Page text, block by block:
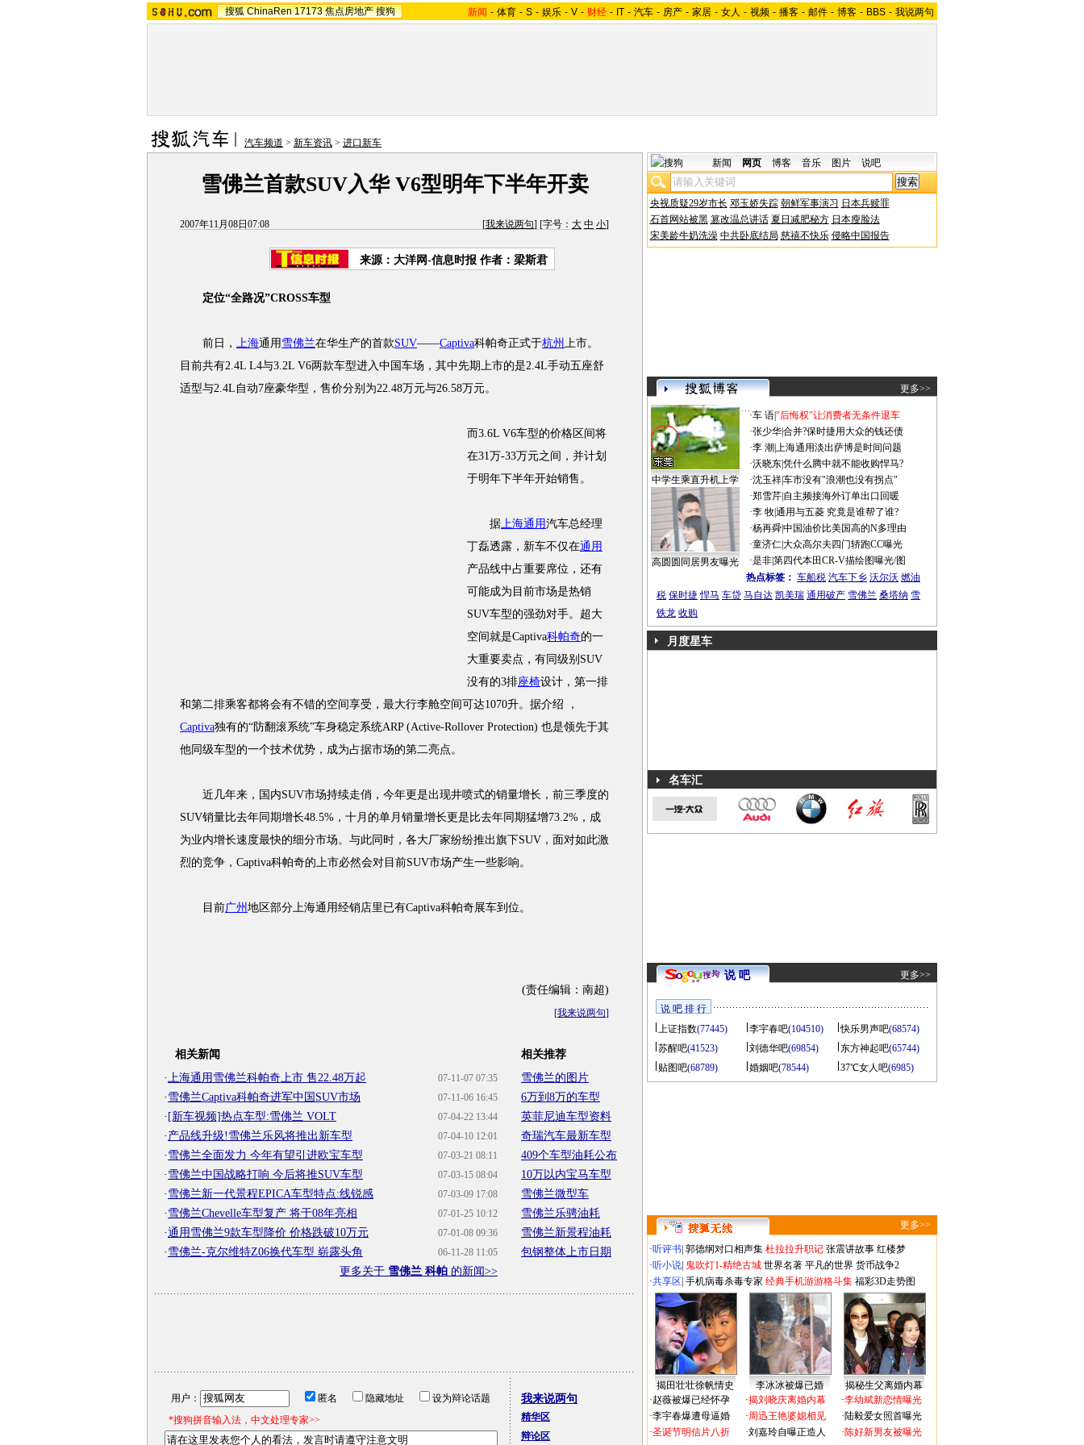
搜狐 ChinaRen 17173 焦点房地产 搜狗 新闻 - 体育 - S - 娱乐 - V - 财经 - IT - 汽车 - 房产 - 家居 - 女人 - 视频 - 播客 - 邮件 - 博客 - BBS - 我说两句
汽车频道 > 新车资讯 > 进口新车
雪佛兰首款SUV入华 V6型明年下半年开卖
2007年11月08日07:08 [我来说两句] [字号： 大 中 小]
来源：大洋网-信息时报 作者：梁斯君
定位“全路况”CROSS车型
前日， 上海通用 雪佛兰在华生产的首款SUV——Captiva科帕奇正式于杭州 上市。
目前共有2.4L L4与3.2L V6两款车型进入中国车场，其中先期上市的是2.4L手动五座舒
适型与2.4L自动7座豪华型，售价分别为22.48万元与26.58万元。
而3.6L V6车型的价格区间将
在31万-33万元之间，并计划
于明年下半年开始销售。
据上海通用汽车总经理
丁磊透露，新车不仅在通用
产品线中占重要席位，还有
可能成为目前市场是热销
SUV车型的强劲对手。超大
空间就是Captiva科帕奇的一
大重要卖点，有同级别SUV
没有的3排座椅设计，第一排
和第二排乘客都将会有不错的空间享受，最大行李舱空间可达1070升。据介绍 ，
Captiva独有的“防翻滚系统”车身稳定系统ARP (Active-Rollover Protection) 也是领先于其
他同级车型的一个技术优势，成为占据市场的第二亮点。
近几年来，国内SUV市场持续走俏，今年更是出现井喷式的销量增长，前三季度的
SUV销量比去年同期增长48.5%，十月的单月销量增长更是比去年同期猛增73.2%，成
为业内增长速度最快的细分市场。与此同时，各大厂家纷纷推出旗下SUV，面对如此激
烈的竞争，Captiva科帕奇的上市必然会对目前SUV市场产生一些影响。
目前广州 地区部分上海通用经销店里已有Captiva科帕奇展车到位。
(责任编辑：南超)
[我来说两句]
相关新闻
07-11-07 07:35
·上海通用雪佛兰科帕奇上市 售22.48万起
07-11-06 16:45
· 雪佛兰Captiva科帕奇进军中国SUV市场
07-04-22 13:44
· [新车视频]热点车型:雪佛兰 VOLT
07-04-10 12:01
· 产品线升级!雪佛兰乐风将推出新车型
07-03-21 08:11
· 雪佛兰全面发力 今年有望引进欧宝车型
07-03-15 08:04
· 雪佛兰中国战略打响 今后将推SUV车型
07-03-09 17:08
· 雪佛兰新一代景程EPICA车型特点:线锐感
07-01-25 10:12
· 雪佛兰Chevelle车型复产 将于08年亮相
07-01-08 09:36
·通用雪佛兰9款车型降价 价格跌破10万元
06-11-28 11:05
· 雪佛兰-克尔维特Z06换代车型 崭露头角
更多关于 雪佛兰 科帕 的新闻>>
相关推荐
雪佛兰的图片
6万到8万的车型
英菲尼迪车型资料
奇瑞汽车最新车型
409个车型油耗公布
10万以内宝马车型
雪佛兰微型车
雪佛兰乐骋油耗
雪佛兰新景程油耗
包钢整体上市日期
用户： 匿名 隐藏地址
设为辩论话题
*搜狗拼音输入法，中文处理专家>>
我来说两句
精华区
辩论区
新闻 网页 博客 音乐 图片 说吧
央视质疑29岁市长 邓玉娇失踪 朝鲜军事演习 日本兵赎罪
石首网站被黑 篡改温总讲话 夏日减肥秘方 日本瘦脸法
宋美龄牛奶洗澡 中共卧底结局 慈禧不快乐 侵略中国报告
更多>>
中学生乘直升机上学
高圆圆同居男友曝光
·车 语|"后悔权"让消费者无条件退车
·张少华|合并?保时捷用大众的钱还债
·李 潮 上海通用淡出萨博是时间问题
·沃晓东|凭什么腾中就不能收购悍马?
·沈玉祥|车市没有"浪潮也没有拐点"
·郑雪芹| 自主频接海外订单出口回暖
·李 牧|通用与五菱 究竟是谁帮了谁?
·杨再舜|中国油价比美国高的N多理由
·童济仁|大众高尔夫四门轿跑CC曝光
·是非|第四代本田CR-V描绘图曝光/图
热点标签： 车船税 汽车下乡 沃尔沃 燃油
税 保时捷 悍马 车贷 马自达 凯美瑞 通用破产 雪佛兰 桑塔纳 雪
铁龙 收购
月度星车
名车汇
说 吧 更多>>
说 吧 排 行
上证指数(77445) 李宇春吧(104510) 快乐男声吧(68574)
苏醒吧(41523) 刘德华吧(69854) 东方神起吧(65744)
贴图吧(68789) 婚姻吧(78544) 37℃女人吧(6985)
更多>>
·听评书 郭德纲对口相声集 杜拉拉升职记 张震讲故事 红楼梦
·听小说 鬼吹灯1-精绝古城 世界名著 平凡的世界 货币战争2
·共享区 手机病毒杀毒专家 经典手机游游格斗集 福彩3D走势图
揭田壮壮徐帆情史 李冰冰被爆已婚
揭秘生父离婚内幕
·赵薇被爆已经怀孕
·李宇春爆遭母逼婚
·圣诞节明信片八折
·揭刘晓庆离婚内幕
·周迅王艳婆媳相见
·刘嘉玲自曝正造人
·李幼斌新恋情曝光
·陆毅爱女照首曝光
·陈好新男友被曝光